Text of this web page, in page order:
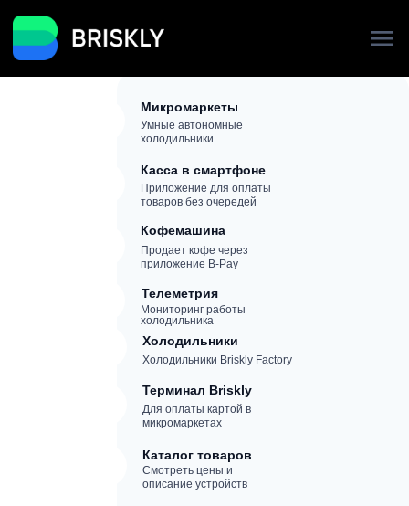
Умные автономные
холодильники
Микромаркеты
Приложение для оплаты
товаров без очередей
Касса в смартфоне
Продает кофе через
приложение B-Pay
Кофемашина
Мониторинг работы
холодильника
Телеметрия
Холодильники Briskly Factory
Холодильники
Для оплаты картой в
микромаркетах
Терминал Briskly
Смотреть цены и
описание устройств
Каталог товаров